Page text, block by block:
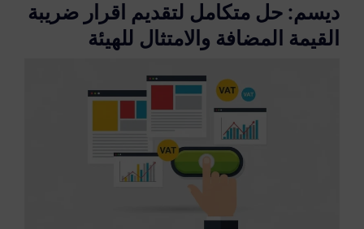
ديسم: حل متكامل لتقديم اقرار ضريبة
القيمة المضافة والامتثال للهيئة